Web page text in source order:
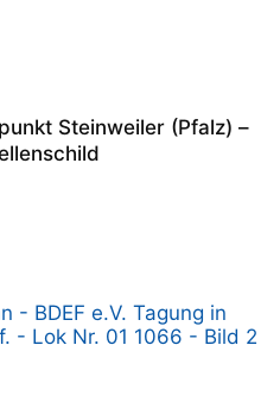
Steinweiler (Pfalz) –